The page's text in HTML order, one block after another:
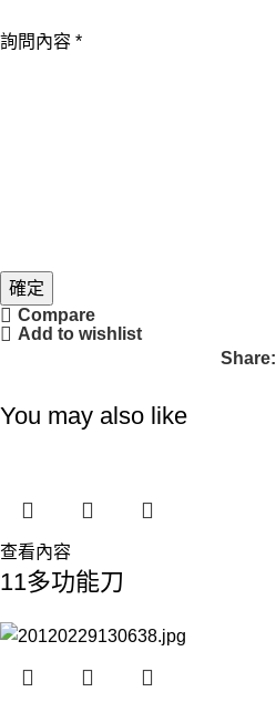
Email
詢問內容 *
確定
Compare
Add to wishlist
Share:
You may also like
查看內容
11多功能刀